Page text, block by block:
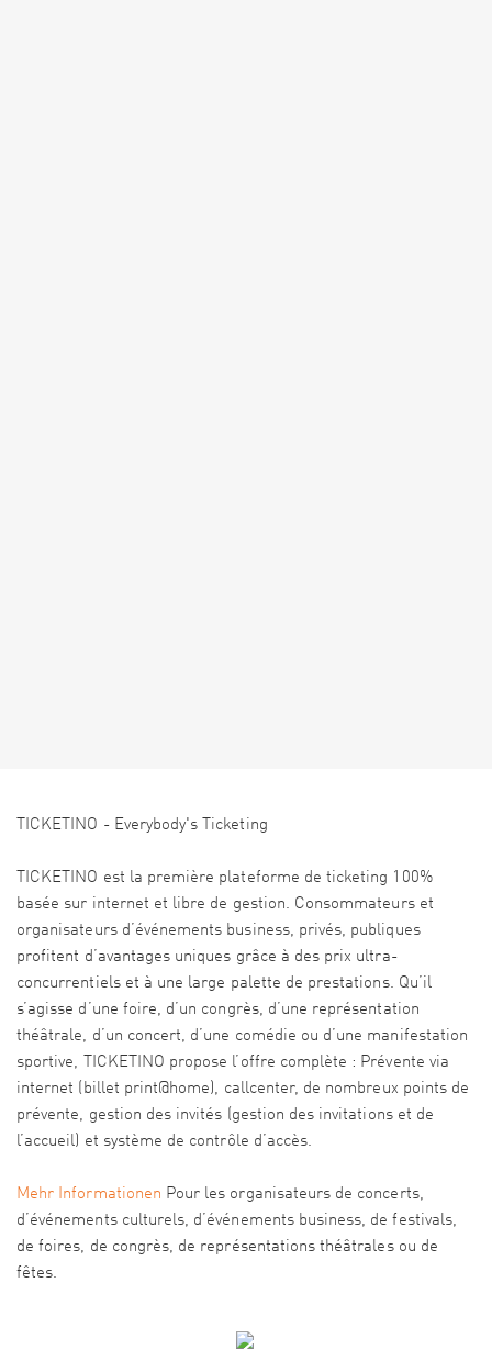
TICKETINO - Everybody's Ticketing
TICKETINO est la première plateforme de ticketing 100%
basée sur internet et libre de gestion. Consommateurs et
organisateurs d’événements business, privés, publiques
profitent d’avantages uniques grâce à des prix ultra-
concurrentiels et à une large palette de prestations. Qu’il
s’agisse d’une foire, d’un congrès, d’une représentation
théâtrale, d’un concert, d’une comédie ou d’une manifestation
sportive, TICKETINO propose l’offre complète : Prévente via
internet (billet print@home), callcenter, de nombreux points de
prévente, gestion des invités (gestion des invitations et de
l’accueil) et système de contrôle d’accès.
Mehr Informationen Pour les organisateurs de concerts,
d’événements culturels, d’événements business, de festivals,
de foires, de congrès, de représentations théâtrales ou de
fêtes.